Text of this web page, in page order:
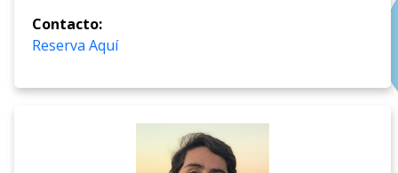
Contacto:
Reserva Aquí